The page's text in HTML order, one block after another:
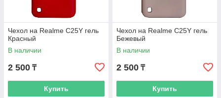
Чехол на Realme C25Y гель
Красный
В наличии
2 500 ₸
Купить
Чехол на Realme C25Y гель
Бежевый
В наличии
2 500 ₸
Купить